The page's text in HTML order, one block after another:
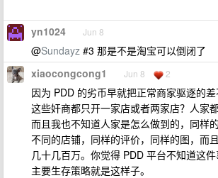
yn1024 Jun 8
@Sundayz #3 那是不是淘宝可以倒闭了
xiaocongcong1 Jun 8 2
因为 PDD 的劣币早就把正常商家驱逐的
这些奸商都只开一家店或者两家店？人家
而且我也不知道人家是怎么做到的，同样
不同的店铺，同样的评价，同样的图，而
几十几百万。你觉得 PDD 平台不知道这
主要生存策略就是这样子。